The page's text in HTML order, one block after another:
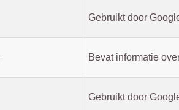
Gebruikt door
Bevat informatie
Gebruikt door